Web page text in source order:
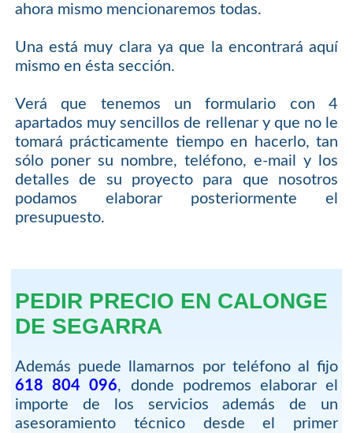
ahora mismo mencionaremos todas.
Una está muy clara ya que la encontrará aquí
mismo en ésta sección.
Verá que tenemos un formulario con 4
apartados muy sencillos de rellenar y que no le
tomará prácticamente tiempo en hacerlo, tan
sólo poner su nombre, teléfono, e-mail y los
detalles de su proyecto para que nosotros
podamos elaborar posteriormente el
presupuesto.
PEDIR PRECIO EN CALONGE
DE SEGARRA
Además puede llamarnos por teléfono al fijo
618 804 096, donde podremos elaborar el
importe de los servicios además de un
asesoramiento técnico desde el primer